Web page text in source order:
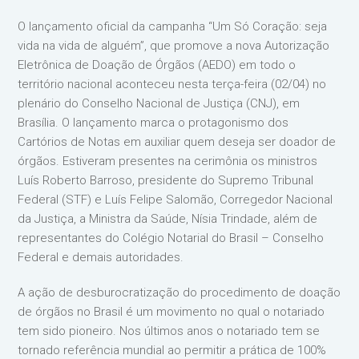
O lançamento oficial da campanha “Um Só Coração: seja
vida na vida de alguém”, que promove a nova Autorização
Eletrônica de Doação de Órgãos (AEDO) em todo o
território nacional aconteceu nesta terça-feira (02/04) no
plenário do Conselho Nacional de Justiça (CNJ), em
Brasília. O lançamento marca o protagonismo dos
Cartórios de Notas em auxiliar quem deseja ser doador de
órgãos. Estiveram presentes na cerimônia os ministros
Luís Roberto Barroso, presidente do Supremo Tribunal
Federal (STF) e Luís Felipe Salomão, Corregedor Nacional
da Justiça, a Ministra da Saúde, Nísia Trindade, além de
representantes do Colégio Notarial do Brasil – Conselho
Federal e demais autoridades.
A ação de desburocratização do procedimento de doação
de órgãos no Brasil é um movimento no qual o notariado
tem sido pioneiro. Nos últimos anos o notariado tem se
tornado referência mundial ao permitir a prática de 100%